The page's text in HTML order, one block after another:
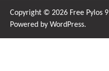
Copyright © 2026 Free Pylos 9
Powered by WordPress.